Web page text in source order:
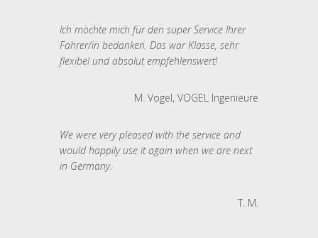
Ich möchte mich für den super Service Ihrer
Fahrer/in bedanken. Das war Klasse, sehr
flexibel und absolut empfehlenswert!
M. Vogel, VOGEL Ingenieure
We were very pleased with the service and
would happily use it again when we are next
in Germany.
T. M.